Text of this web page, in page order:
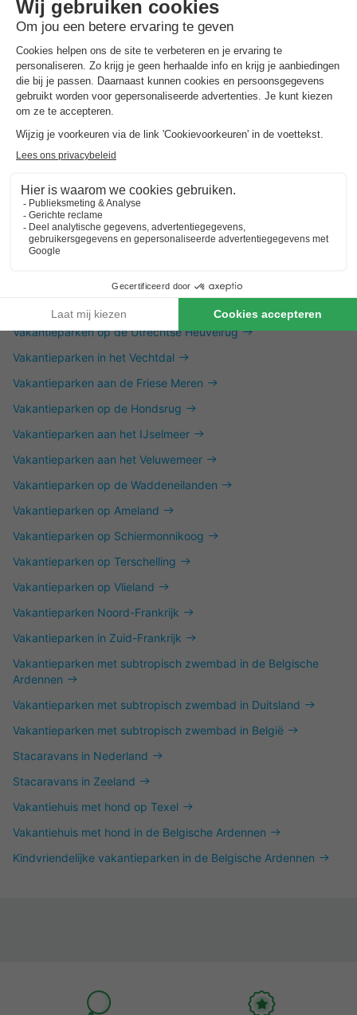
Dit is ook interessant
Vakantieparken in Zuid-Limburg
Vakantieparken in de Achterhoek
Vakantieparken op de Utrechtse Heuvelrug
Vakantieparken in het Vechtdal
Vakantieparken aan de Friese Meren
Vakantieparken op de Hondsrug
Vakantieparken aan het IJselmeer
Vakantieparken aan het Veluwemeer
Vakantieparken op de Waddeneilanden
Vakantieparken op Ameland
Vakantieparken op Schiermonnikoog
Vakantieparken op Terschelling
Vakantieparken op Vlieland
Vakantieparken Noord-Frankrijk
Vakantieparken in Zuid-Frankrijk
Vakantieparken met subtropisch zwembad in de Belgische
Ardennen
Vakantieparken met subtropisch zwembad in Duitsland
Vakantieparken met subtropisch zwembad in België
Stacaravans in Nederland
Stacaravans in Zeeland
Vakantiehuis met hond op Texel
Vakantiehuis met hond in de Belgische Ardennen
Kindvriendelijke vakantieparken in de Belgische Ardennen